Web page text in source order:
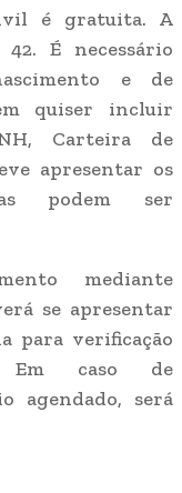
é gratuita. A
É necessário
e de
quiser incluir
Carteira de
apresentar os
podem ser
mediante
se apresentar
para verificação
Em caso de
agendado, será